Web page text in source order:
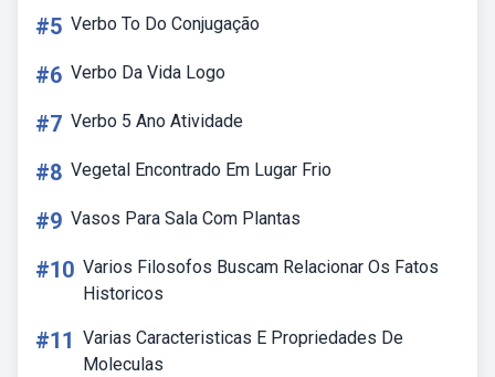
#5 Verbo To Do Conjugação
#6 Verbo Da Vida Logo
#7 Verbo 5 Ano Atividade
#8 Vegetal Encontrado Em Lugar Frio
#9 Vasos Para Sala Com Plantas
#10 Varios Filosofos Buscam Relacionar Os Fatos
Historicos
#11 Varias Caracteristicas E Propriedades De
Moleculas